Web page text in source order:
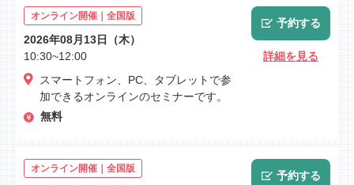
オンライン開催｜全国版
2026年08月13日（木）
10:30~12:00
スマートフォン、PC、タブレットで参
加できるオンラインのセミナーです。
無料
予約する
詳細を見る
オンライン開催｜全国版
予約する